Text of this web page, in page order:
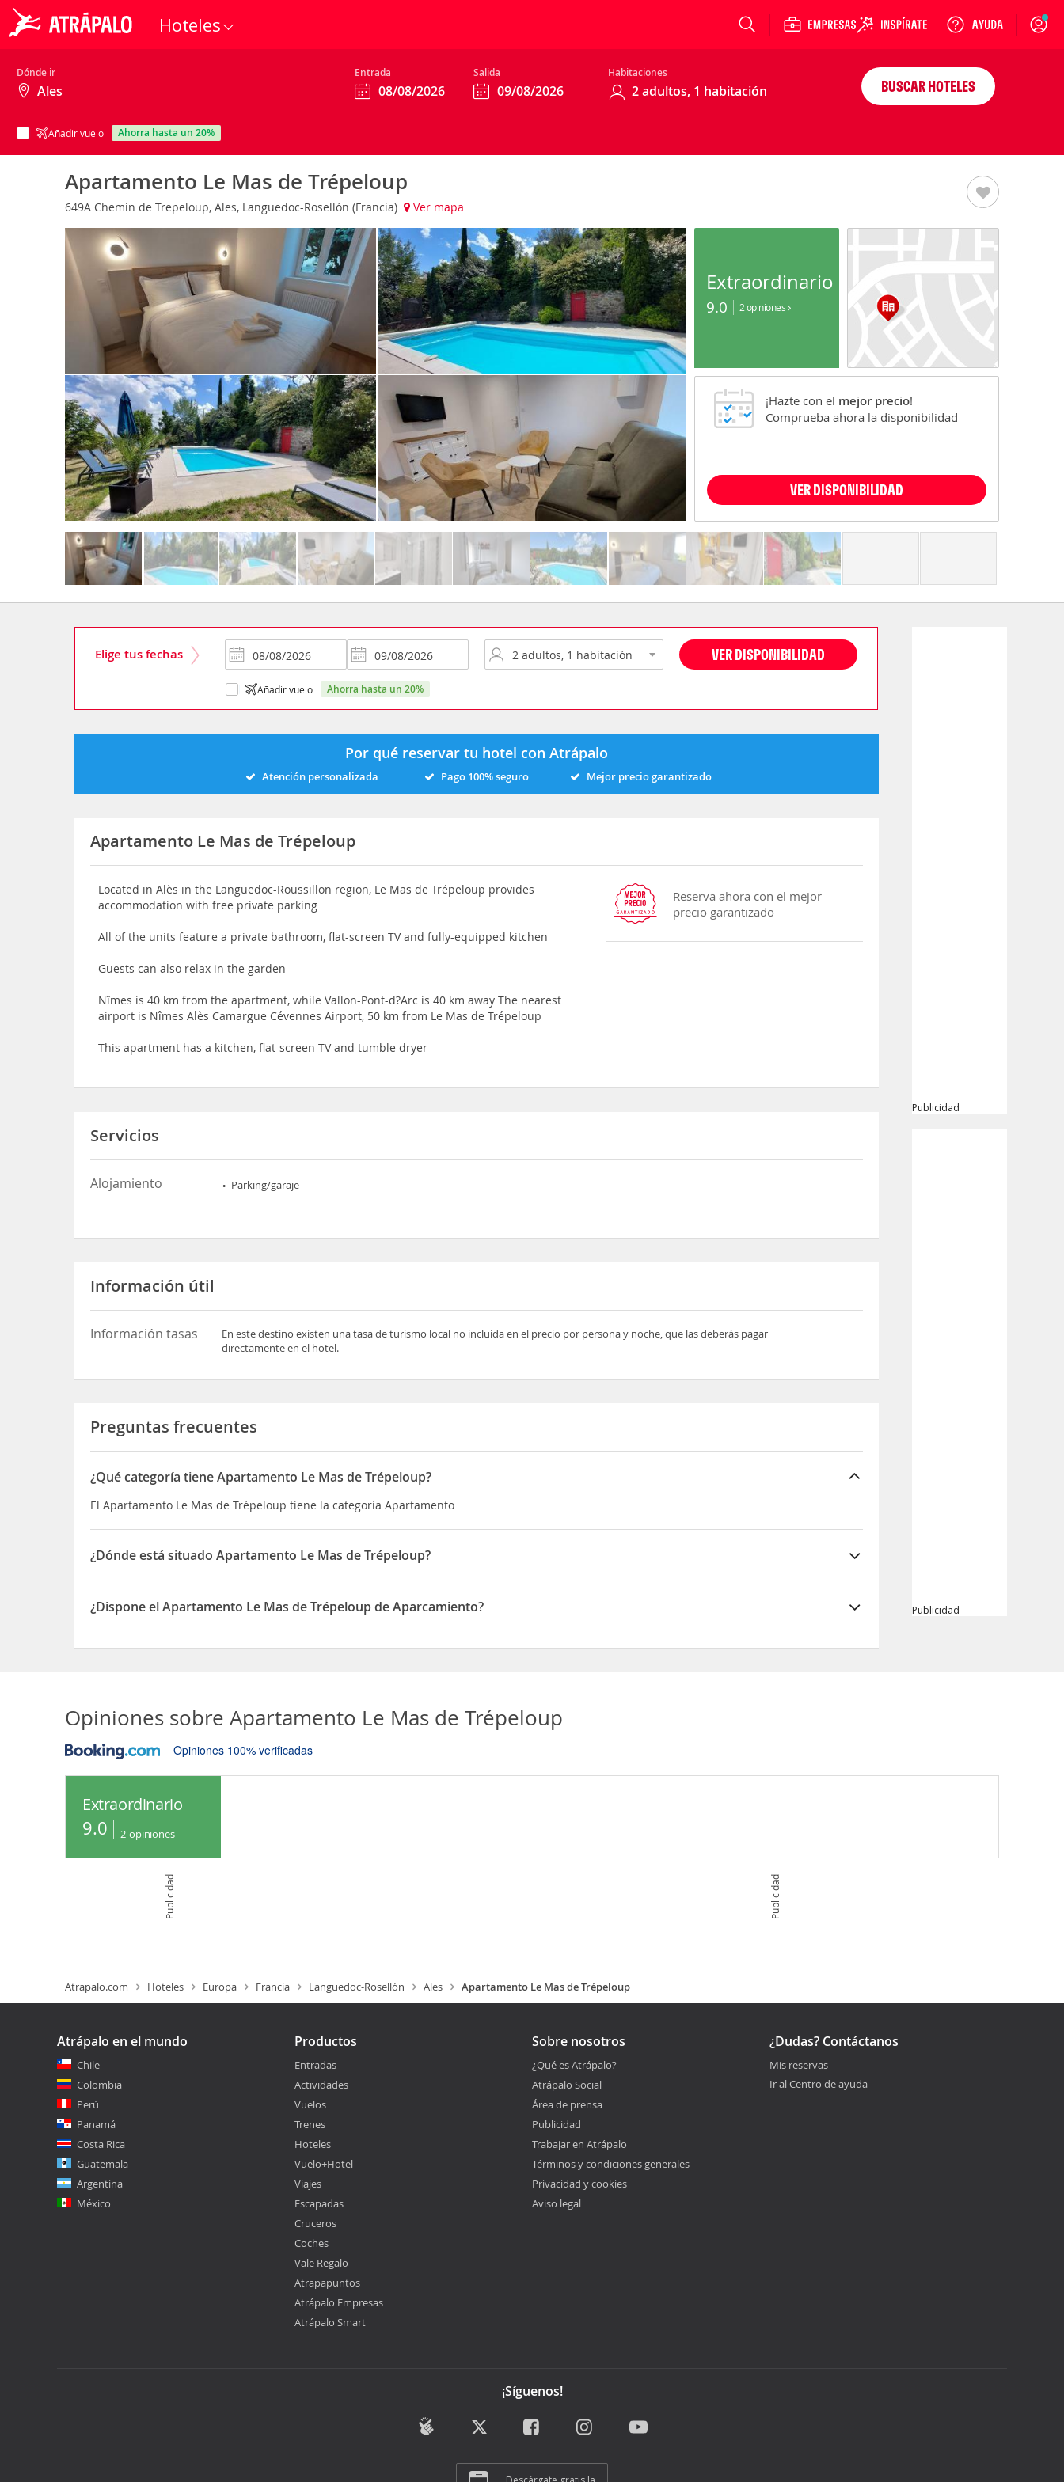
Hoteles Login
Dónde ir Entrada Salida Habitaciones
Añadir vuelo ahorra hasta un 20%
BUSCAR HOTELES
Apartamento Le Mas de Trépeloup
649A Chemin de Trepeloup, Ales, Languedoc-Rosellón (Francia) Ver mapa
Extraordinario
9.0 2 opiniones
¡Hazte con el mejor precio!
Comprueba ahora la disponibilidad
VER DISPONIBILIDAD
Elige tus fechas VER DISPONIBILIDAD
Añadir vuelo ahorra hasta un 20%
Por qué reservar tu hotel con Atrápalo
Atención personalizada Pago 100% seguro Mejor precio garantizado
Apartamento Le Mas de Trépeloup
Located in Alès in the Languedoc-Roussillon region, Le Mas de Trépeloup provides
accommodation with free private parking
All of the units feature a private bathroom, flat-screen TV and fully-equipped kitchen
Guests can also relax in the garden
Nîmes is 40 km from the apartment, while Vallon-Pont-d?Arc is 40 km away The nearest
airport is Nîmes Alès Camargue Cévennes Airport, 50 km from Le Mas de Trépeloup
This apartment has a kitchen, flat-screen TV and tumble dryer
Reserva ahora con el mejor
precio garantizado
Servicios
Alojamiento Parking/garaje
Información útil
Información tasas
En este destino existen una tasa de turismo local no incluida en el precio por persona y noche, que las deberás pagar
directamente en el hotel.
Preguntas frecuentes
¿Qué categoría tiene Apartamento Le Mas de Trépeloup?
El Apartamento Le Mas de Trépeloup tiene la categoría Apartamento
¿Dónde está situado Apartamento Le Mas de Trépeloup?
El Apartamento Le Mas de Trépeloup está situado en 649A Chemin de Trepeloup
¿Dispone el Apartamento Le Mas de Trépeloup de Aparcamiento?
Publicidad
Publicidad
Opiniones sobre Apartamento Le Mas de Trépeloup
Opiniones 100% verificadas
Extraordinario
9.0 2 opiniones
Publicidad Publicidad
Atrapalo.com Hoteles Europa Francia Languedoc-Rosellón Ales Apartamento Le Mas de Trépeloup
Atrápalo en el mundo
Chile
Colombia
Perú
Panamá
Costa Rica
Guatemala
Argentina
México
Productos
Entradas
Actividades
Vuelos
Trenes
Hoteles
Vuelo+Hotel
Viajes
Escapadas
Cruceros
Coches
Vale Regalo
Atrapapuntos
Atrápalo Empresas
Atrápalo Smart
Sobre nosotros
¿Qué es Atrápalo?
Atrápalo Social
Área de prensa
Publicidad
Trabajar en Atrápalo
Términos y condiciones generales
Privacidad y cookies
Aviso legal
¿Dudas? Contáctanos
Mis reservas
Ir al Centro de ayuda
¡Síguenos!